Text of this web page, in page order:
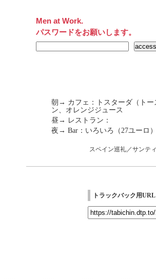
Men at Work.
パスワードをお願いします。
朝→ カフェ：トスターダ（トー
ン、オレンジジュース
昼→ レストラン：
夜→ Bar：いろいろ（27ユーロ
スペイン巡礼／サンテ
トラックバック用URL